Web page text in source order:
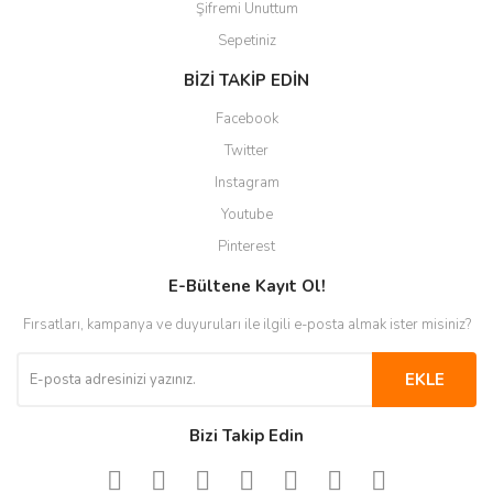
Şifremi Unuttum
Sepetiniz
BİZİ TAKİP EDİN
Facebook
Twitter
Instagram
Youtube
Pinterest
E-Bültene Kayıt Ol!
Fırsatları, kampanya ve duyuruları ile ilgili e-posta almak ister misiniz?
EKLE
Bizi Takip Edin